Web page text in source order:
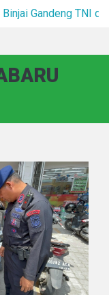
*Polsek Binjai Gandeng TNI dan Kepala Desa Grebek Sarang Narkoba*